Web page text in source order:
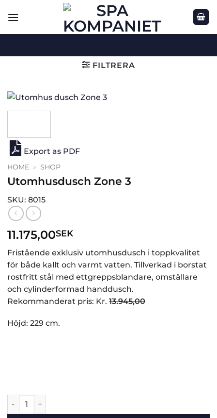
FILTRERA
Export as PDF
HOME » SHOP
Utomhusdusch Zone 3
SKU: 8015
11.175,00SEK
Fristående exklusiv utomhusdusch i toppkvalitet
för både kallt och varmt vatten. Tillverkad i borstat
rostfritt stål med ettgreppsblandare, omställare
och cylinderformad handdusch.
Rekommanderat pris: Kr. 13.945,00
Höjd: 229 cm.
Utomhusdusch Zone 3 mängd